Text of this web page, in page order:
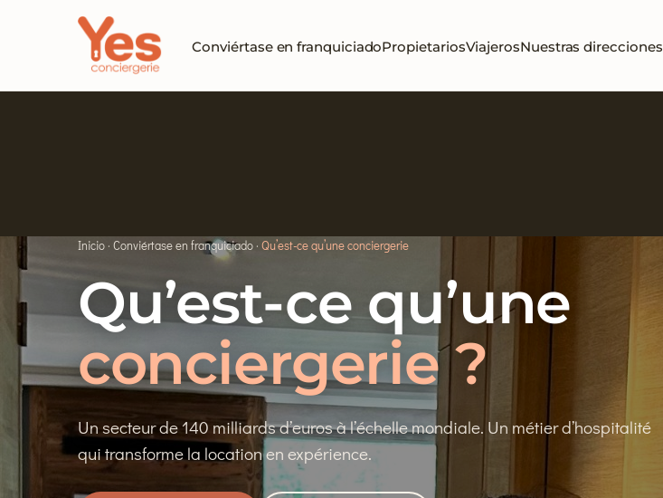
Conviértase en franquiciadoPropietariosViajerosNuestras direcciones
Inicio· Conviértase en franquiciado· Qu’est-ce qu’une conciergerie
Qu’est-ce qu’une
conciergerie ?
Un secteur de 140 milliards d’euros à l’échelle mondiale. Un métier d’hospitalité
qui transforme la location en expérience.